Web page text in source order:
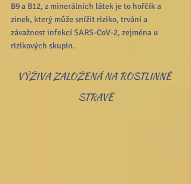
B9 a B12, z minerálních látek je to hořčík a
zinek, který může snížit riziko, trvání a
závažnost infekcí SARS-CoV-2, zejména u
rizikových skupin.
VÝŽIVA ZALOŽENÁ NA ROSTLINNÉ
STRAVĚ